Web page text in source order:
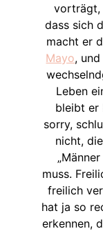
vorträgt,
dass sich
macht er
Mayo,
Leben
bleibt er
sorry,
nicht,
muss.
freilich
hat ja so
erkennen,